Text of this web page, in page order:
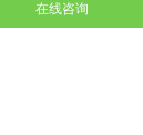
那么一两次，
在线咨询